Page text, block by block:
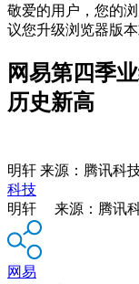
敬爱的用户，您的
议您升级浏览器版
网易第四季
历史新高
明轩 来源： 腾讯科
科技
明轩 来源：腾讯
网易